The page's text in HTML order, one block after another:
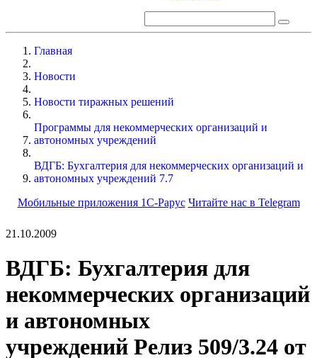
Главная
Новости
Новости тиражных решений
Программы для некоммерческих организаций и
автономных учреждений
ВДГБ: Бухгалтерия для некоммерческих организаций и
автономных учреждений 7.7
Мобильные приложения 1С-Рарус Читайте нас в Telegram
21.10.2009
ВДГБ: Бухгалтерия для
некоммерческих организаций
и автономных
учреждений Релиз 509/3.24 от